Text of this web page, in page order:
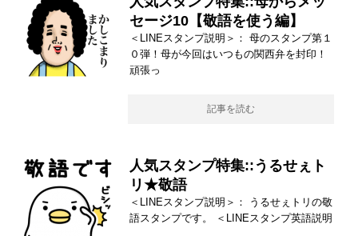
セージ10【敬語を使う編】
＜LINEスタンプ説明＞： 母のスタンプ第１
０弾！母が今回はいつもの関西弁を封印！
頑張っ
記事を読む
人気スタンプ特集::うるせぇト
リ★敬語
＜LINEスタンプ説明＞： うるせぇトリの敬
語スタンプです。 ＜LINEスタンプ英語説明